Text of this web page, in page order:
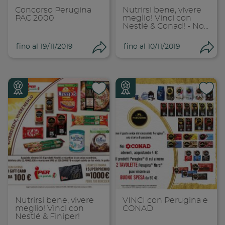
Concorso Perugina
PAC 2000
fino al 19/11/2019
Condividi su
Copia link
Nutrirsi bene, vivere
meglio! Vinci con
Nestlé & Conad! - No...
fino al 10/11/2019
Nutrirsi bene, vivere
meglio! Vinci con
Nestlé & Finiper!
VINCI con Perugina e
CONAD